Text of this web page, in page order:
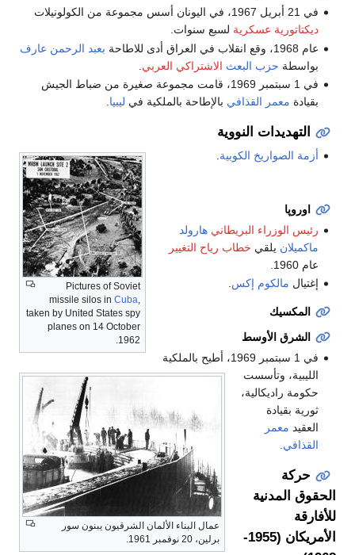
في 21 أبريل 1967، في اليونان أسس مجموعة من الكولونيلات
ديكتاتورية عسكرية لسبع سنوات.
عام 1968، وقع انقلاب في العراق أدى للاطاحة
بعبد الرحمن عارف
بواسطة حزب البعث الاشتراكي العربي
في 1 سبتمبر 1969، قامت مجموعة صغيرة من ضباط الجيش
بقيادة معمر القذافي بالإطاحة بالملكية في ليبيا
التهديدات النووية
Pictures of Soviet
missile silos in Cuba
taken by United States spy
planes on 14 October
1962.
أزمة الصواريخ الكوبية
اوروپا
عمال البناء الألمان الشرقيون يبنون سور
برلين، 20 نوفمبر 1961.
رئيس الوزراء البريطاني هارولد
ماكميلان يلقي خطاب رياح التغيير
عام 1960.
إغتيال مالكوم إكس
المكسيك
الشرق الأوسط
في 1 سبتمبر 1969، أطيح بالملكية
الليبية، وتأسست
حكومة راديكالية،
ثورية بقيادة
العقيد معمر
القذافي
حركة
الحقوق المدنية
للأفارقة
الأمريكان (1955-